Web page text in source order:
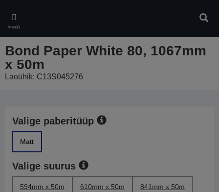
main
content
Menüü
Bond Paper White 80, 1067mm
x 50m
Laoühik: C13S045276
Valige paberitüüp
Matt
Valige suurus
594mm x 50m 610mm x 50m 841mm x 50m